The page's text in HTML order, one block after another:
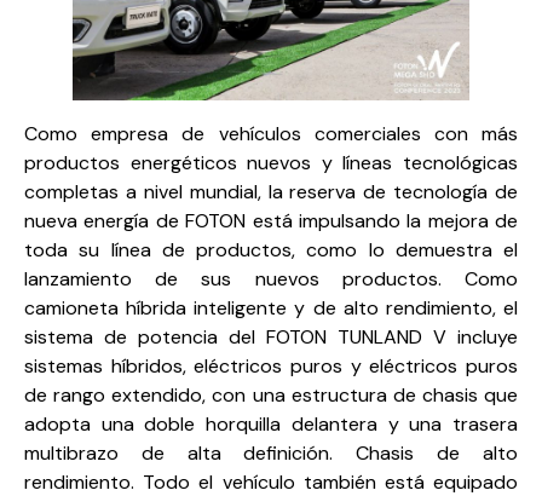
Como empresa de vehículos comerciales con más
productos energéticos nuevos y líneas tecnológicas
completas a nivel mundial, la reserva de tecnología de
nueva energía de FOTON está impulsando la mejora de
toda su línea de productos, como lo demuestra el
lanzamiento de sus nuevos productos. Como
camioneta híbrida inteligente y de alto rendimiento, el
sistema de potencia del FOTON TUNLAND V incluye
sistemas híbridos, eléctricos puros y eléctricos puros
de rango extendido, con una estructura de chasis que
adopta una doble horquilla delantera y una trasera
multibrazo de alta definición. Chasis de alto
rendimiento. Todo el vehículo también está equipado